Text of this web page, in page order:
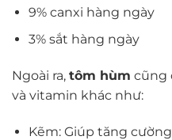
9% canxi hàng ngày
3% sắt hàng ngày
Ngoài ra, tôm hùm cũng
và vitamin khác như:
Kẽm: Giúp tăng